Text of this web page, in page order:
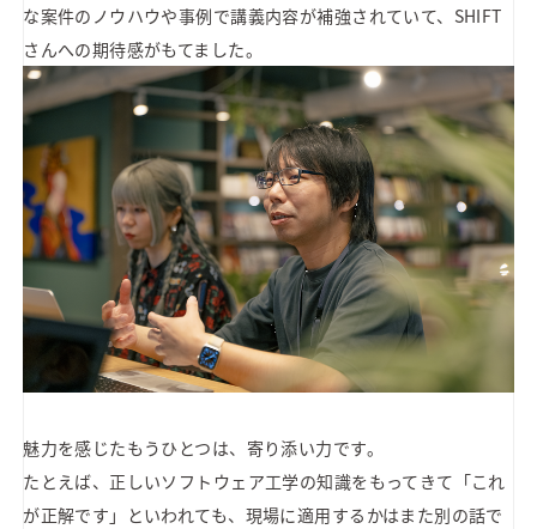
な案件のノウハウや事例で講義内容が補強されていて、SHIFT
さんへの期待感がもてました。
魅力を感じたもうひとつは、寄り添い力です。
たとえば、正しいソフトウェア工学の知識をもってきて「これ
が正解です」といわれても、現場に適用するかはまた別の話で